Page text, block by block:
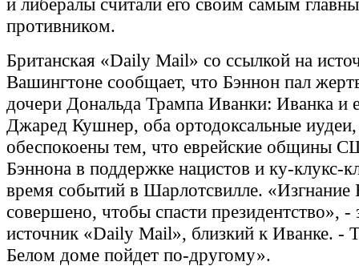
и либералы считали его своим самым
противником.
Британская «Daily Mail» со ссылкой на
Вашингтоне сообщает, что Бэннон пал
дочери Дональда Трампа Иванки: Иванка и
Джаред Кушнер, оба ортодоксальные
обеспокоены тем, что еврейские общины
Бэннона в поддержке нацистов и ку-клукс-
время событий в Шарлотсвилле. «Изгнание
совершено, чтобы спасти президентство», -
источник «Daily Mail», близкий к Иванке. -
Белом доме пойдет по-другому».